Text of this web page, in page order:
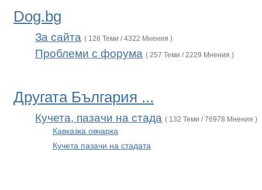
Dog.bg
За сайта ( 128 Теми / 4322 Мнения )
Проблеми с форума ( 257 Теми / 2229 Мнения )
Другата България ...
Кучета, пазачи на стада ( 132 Теми / 76978 Мнения )
Кавказка овчарка
Кучета пазачи на стадата